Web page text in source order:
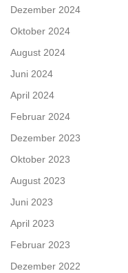
Dezember 2024
Oktober 2024
August 2024
Juni 2024
April 2024
Februar 2024
Dezember 2023
Oktober 2023
August 2023
Juni 2023
April 2023
Februar 2023
Dezember 2022